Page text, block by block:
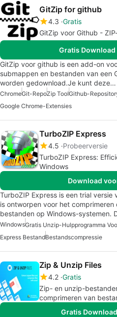
GitZip for github
4.3 Gratis
GitZip voor Github -
Gratis
GitZip voor github is een add-on
submappen en bestanden van een
worden gedownload.Je kunt deze…
ChromeGit-RepoZip ToolGithub-
Google Chrome-Extensies
TurboZIP Express
4.5 Probeerversie
TurboZIP Express:
Windows
Download
TurboZIP Express is een trial
is ontworpen voor het comprimeren
bestanden op Windows-systemen.
Windows
Express BestandBestandscompressie
Zip & Unzip Files
4.2 Gratis
Zip- en unzip-
comprimeren van
indien nodig uit te
Gratis